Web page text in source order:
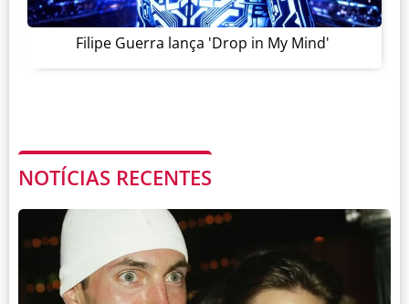
Filipe Guerra lança 'Drop in My Mind'
NOTÍCIAS RECENTES